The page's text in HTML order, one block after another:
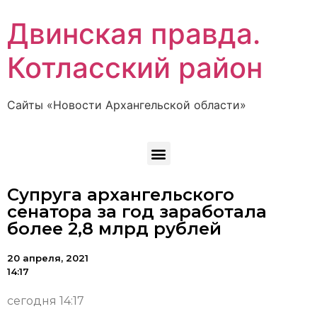
Двинская правда.
Котласский район
Сайты «Новости Архангельской области»
Супруга архангельского
сенатора за год заработала
более 2,8 млрд рублей
20 апреля, 2021
14:17
сегодня 14:17